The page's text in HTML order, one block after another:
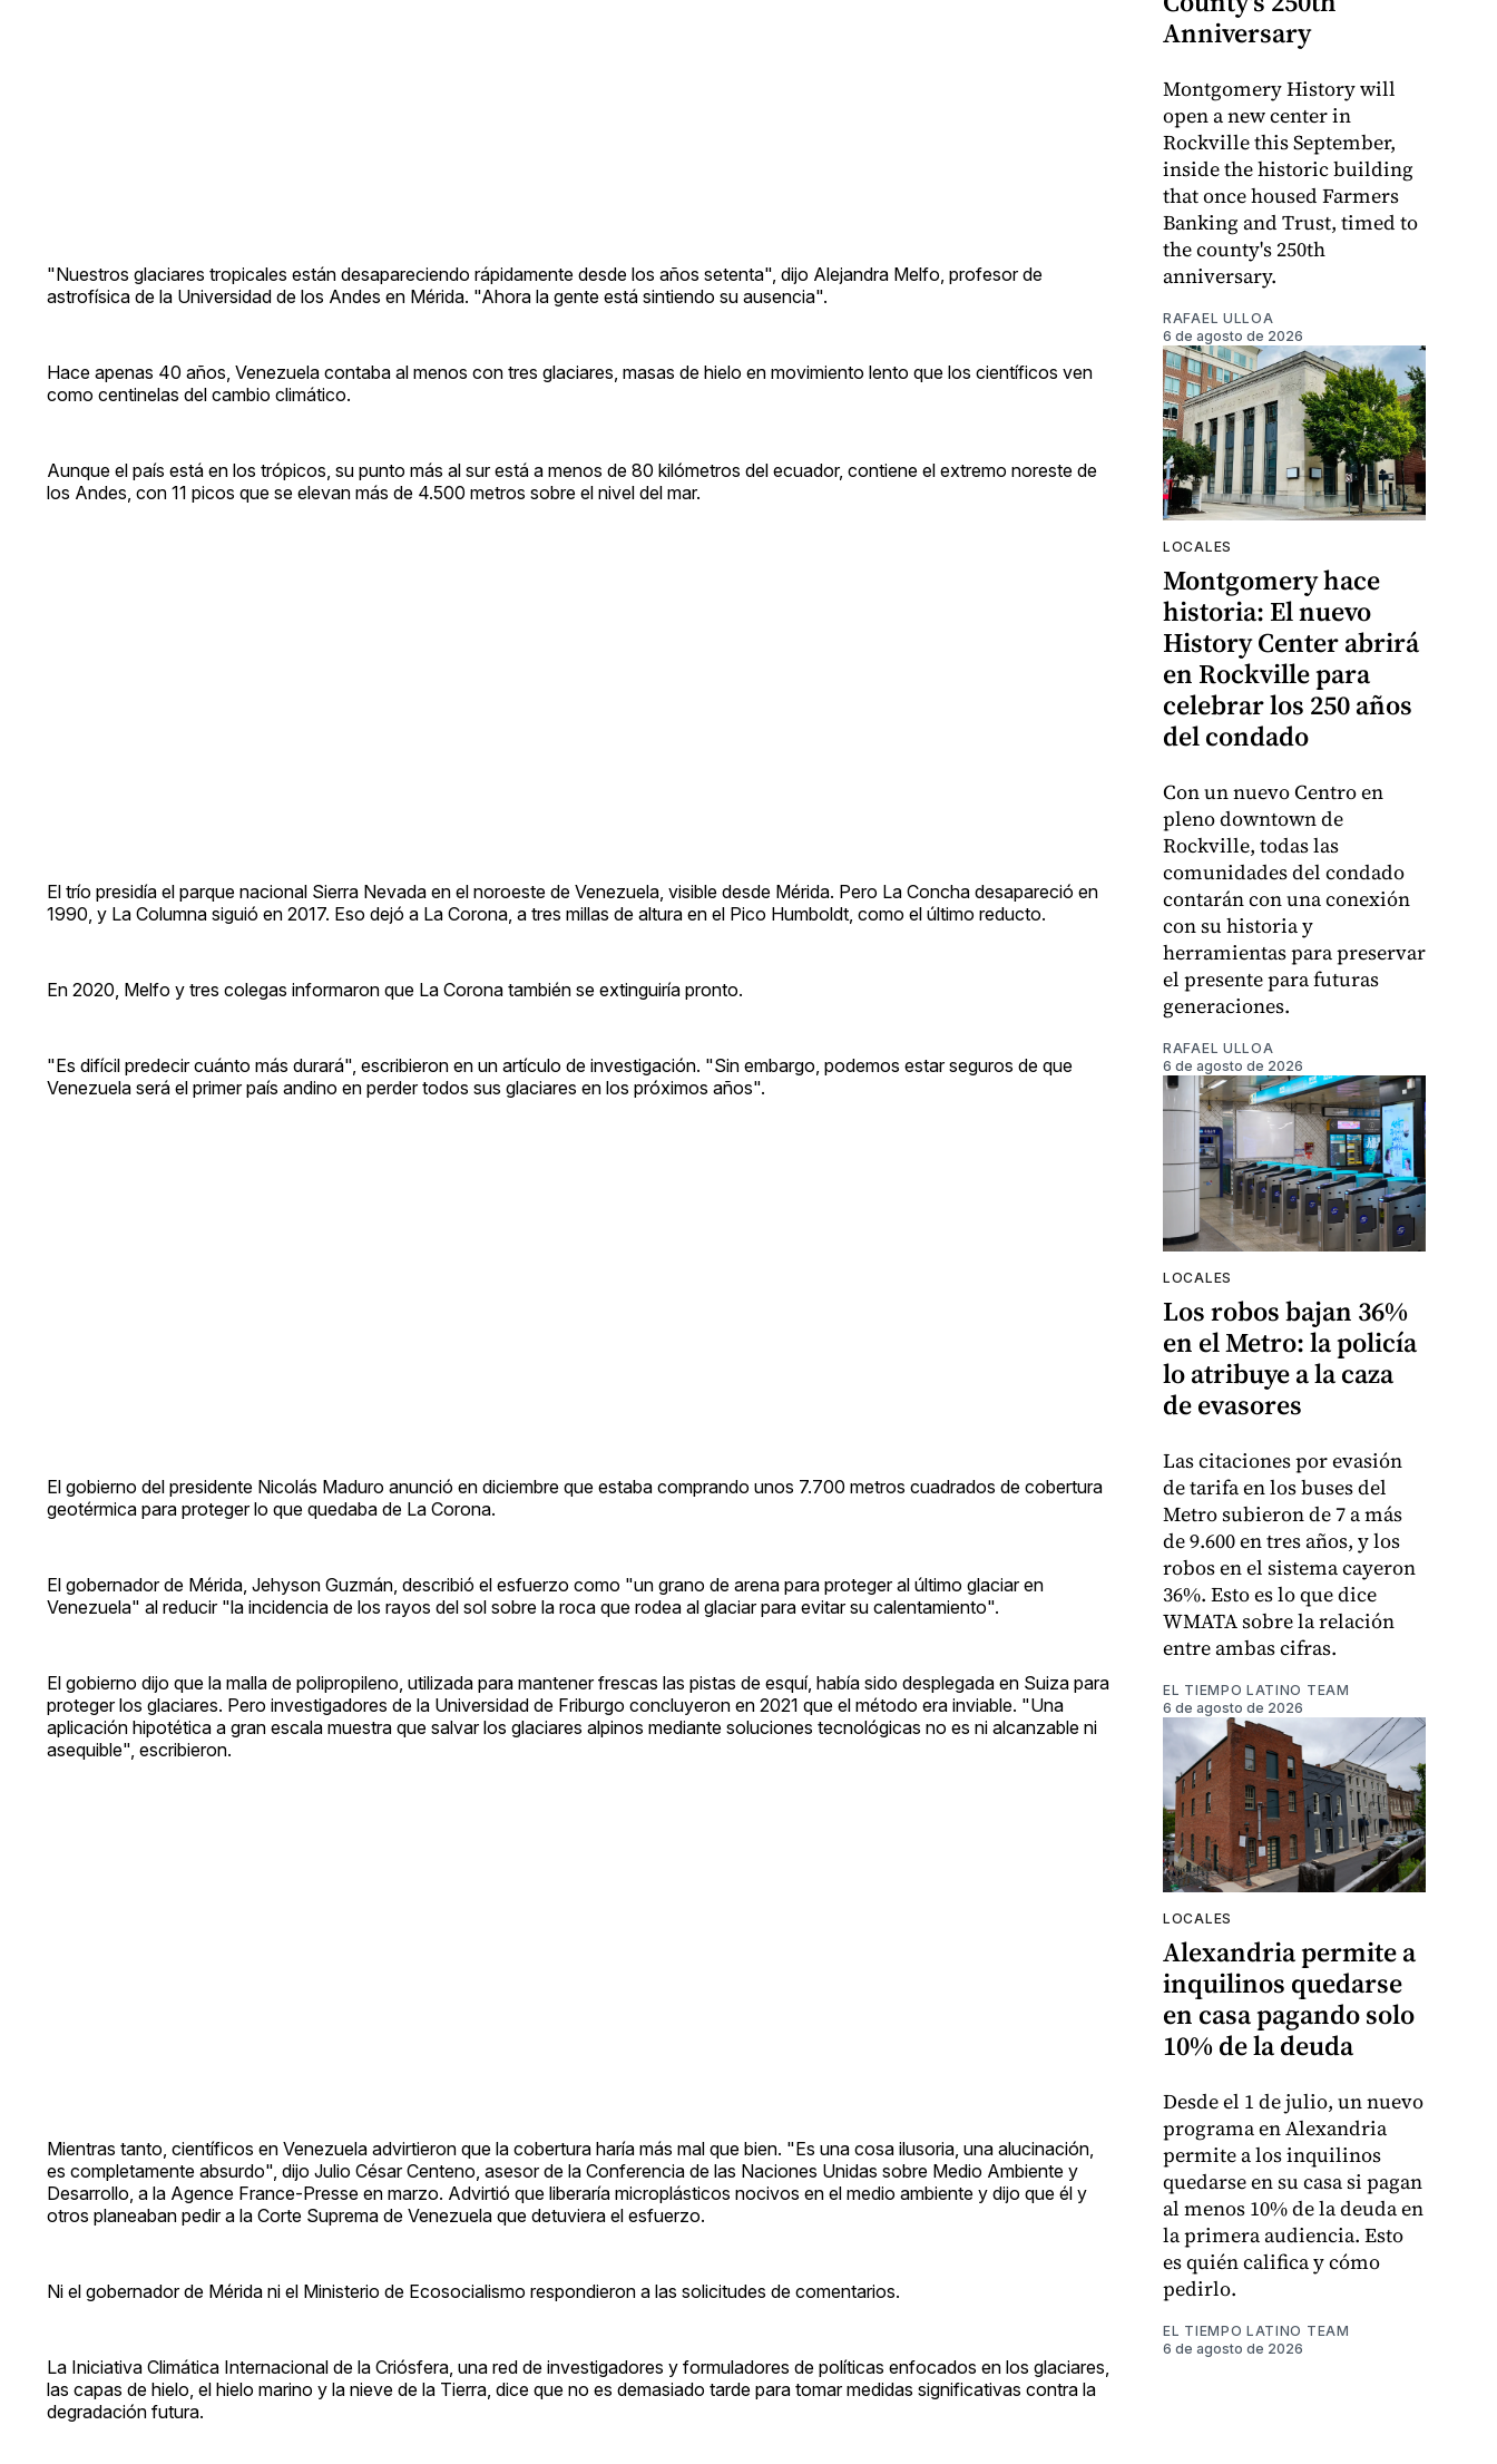
"Nuestros glaciares tropicales están desapareciendo rápidamente desde los años setenta", dijo Alejandra Melfo, profesor de
astrofísica de la Universidad de los Andes en Mérida. "Ahora la gente está sintiendo su ausencia".
Hace apenas 40 años, Venezuela contaba al menos con tres glaciares, masas de hielo en movimiento lento que los científicos ven
como centinelas del cambio climático.
Aunque el país está en los trópicos, su punto más al sur está a menos de 80 kilómetros del ecuador, contiene el extremo noreste de
los Andes, con 11 picos que se elevan más de 4.500 metros sobre el nivel del mar.
El trío presidía el parque nacional Sierra Nevada en el noroeste de Venezuela, visible desde Mérida. Pero La Concha desapareció en
1990, y La Columna siguió en 2017. Eso dejó a La Corona, a tres millas de altura en el Pico Humboldt, como el último reducto.
En 2020, Melfo y tres colegas informaron que La Corona también se extinguiría pronto.
"Es difícil predecir cuánto más durará", escribieron en un artículo de investigación. "Sin embargo, podemos estar seguros de que
Venezuela será el primer país andino en perder todos sus glaciares en los próximos años".
El gobierno del presidente Nicolás Maduro anunció en diciembre que estaba comprando unos 7.700 metros cuadrados de cobertura
geotérmica para proteger lo que quedaba de La Corona.
El gobernador de Mérida, Jehyson Guzmán, describió el esfuerzo como "un grano de arena para proteger al último glaciar en
Venezuela" al reducir "la incidencia de los rayos del sol sobre la roca que rodea al glaciar para evitar su calentamiento".
El gobierno dijo que la malla de polipropileno, utilizada para mantener frescas las pistas de esquí, había sido desplegada en Suiza para
proteger los glaciares. Pero investigadores de la Universidad de Friburgo concluyeron en 2021 que el método era inviable. "Una
aplicación hipotética a gran escala muestra que salvar los glaciares alpinos mediante soluciones tecnológicas no es ni alcanzable ni
asequible", escribieron.
Mientras tanto, científicos en Venezuela advirtieron que la cobertura haría más mal que bien. "Es una cosa ilusoria, una alucinación,
es completamente absurdo", dijo Julio César Centeno, asesor de la Conferencia de las Naciones Unidas sobre Medio Ambiente y
Desarrollo, a la Agence France-Presse en marzo. Advirtió que liberaría microplásticos nocivos en el medio ambiente y dijo que él y
otros planeaban pedir a la Corte Suprema de Venezuela que detuviera el esfuerzo.
Ni el gobernador de Mérida ni el Ministerio de Ecosocialismo respondieron a las solicitudes de comentarios.
La Iniciativa Climática Internacional de la Criósfera, una red de investigadores y formuladores de políticas enfocados en los glaciares,
las capas de hielo, el hielo marino y la nieve de la Tierra, dice que no es demasiado tarde para tomar medidas significativas contra la
degradación futura.
Anniversary
Montgomery History will
open a new center in
Rockville this September,
inside the historic building
that once housed Farmers
Banking and Trust, timed to
the county's 250th
anniversary.
RAFAEL ULLOA
6 de agosto de 2026
LOCALES
Montgomery hace
historia: El nuevo
History Center abrirá
en Rockville para
celebrar los 250 años
del condado
Con un nuevo Centro en
pleno downtown de
Rockville, todas las
comunidades del condado
contarán con una conexión
con su historia y
herramientas para preservar
el presente para futuras
generaciones.
RAFAEL ULLOA
6 de agosto de 2026
LOCALES
Los robos bajan 36%
en el Metro: la policía
lo atribuye a la caza
de evasores
Las citaciones por evasión
de tarifa en los buses del
Metro subieron de 7 a más
de 9.600 en tres años, y los
robos en el sistema cayeron
36%. Esto es lo que dice
WMATA sobre la relación
entre ambas cifras.
EL TIEMPO LATINO TEAM
6 de agosto de 2026
LOCALES
Alexandria permite a
inquilinos quedarse
en casa pagando solo
10% de la deuda
Desde el 1 de julio, un nuevo
programa en Alexandria
permite a los inquilinos
quedarse en su casa si pagan
al menos 10% de la deuda en
la primera audiencia. Esto
es quién califica y cómo
pedirlo.
EL TIEMPO LATINO TEAM
6 de agosto de 2026